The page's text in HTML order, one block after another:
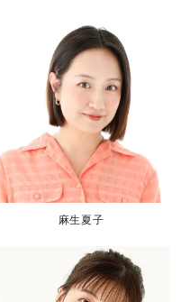
麻生夏子